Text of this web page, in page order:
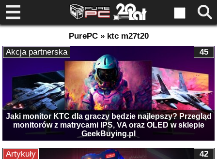
PurePC » ktc m27t20
Jaki monitor KTC dla graczy będzie najlepszy? Przegląd
monitorów z matrycami IPS, VA oraz OLED w sklepie
GeekBuying.pl
45
Akcja partnerska
42
Artykuły